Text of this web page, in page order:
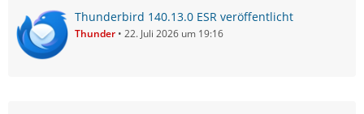
Thunderbird 140.13.0 ESR veröffentlicht
Thunder 22. Juli 2026 um 19:16